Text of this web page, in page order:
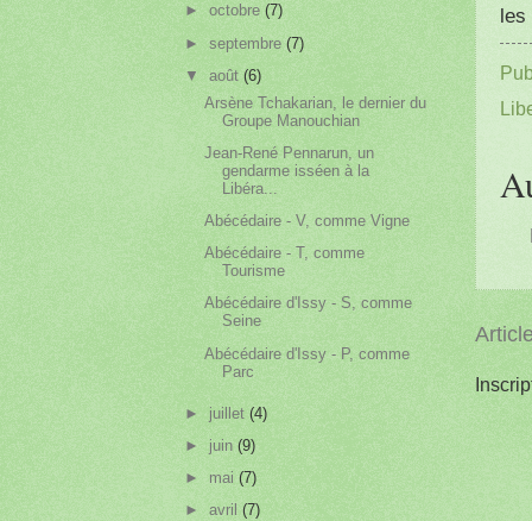
les
►octobre(7)
►septembre(7)
▼août(6)
Arsène Tchakarian, le dernier du
Groupe Manouchian
Jean-René Pennarun, un
gendarme isséen à la
Libéra...
Abécédaire - V, comme Vigne
Abécédaire - T, comme
Tourisme
Abécédaire d'Issy - S, comme
Seine
Abécédaire d'Issy - P, comme
Parc
► juillet(4)
► juin(9)
► mai(7)
►avril(7)